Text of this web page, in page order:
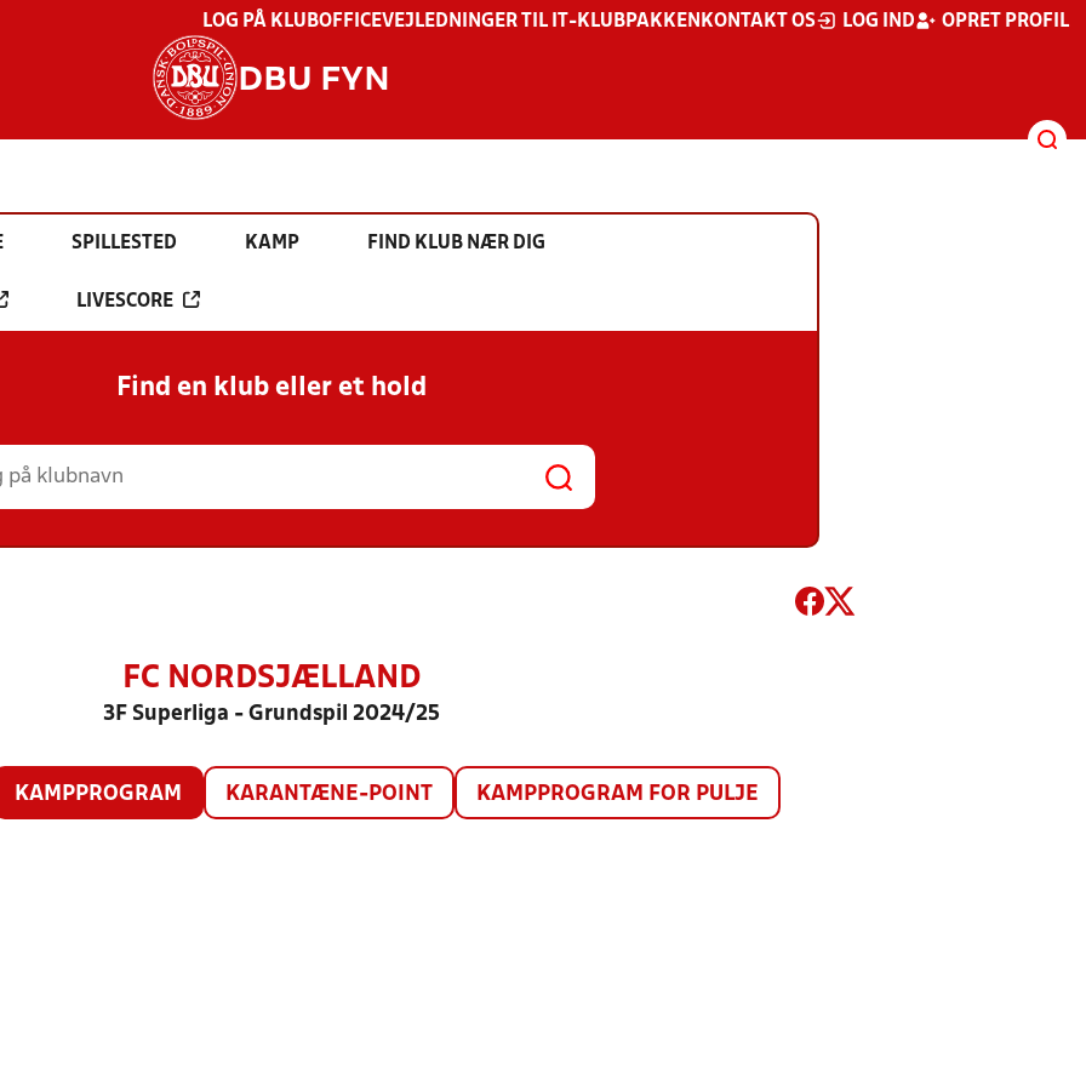
LOG PÅ KLUBOFFICEVEJLEDNINGER TIL IT-KLUBPAKKEN KONTAKT OS LOG IND OPRET PROFIL
DBU FYN
SPILLESTED KAMP FIND KLUB NÆR DIG
LIVESCORE
Find en klub eller et hold
FC NORDSJÆLLAND
3F Superliga - Grundspil 2024/25
KAMPPROGRAM KARANTÆNE-POINT KAMPPROGRAM FOR PULJE